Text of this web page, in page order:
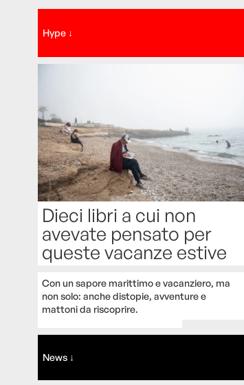
Hype ↓
Dieci libri a cui non
avevate pensato per
queste vacanze estive
Con un sapore marittimo e vacanziero, ma
non solo: anche distopie, avventure e
mattoni da riscoprire.
News ↓